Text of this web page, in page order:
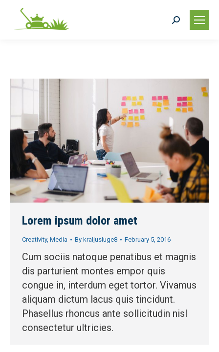
Search:
Lorem ipsum dolor amet
Creativity, Media By kraljusluge8 February 5, 2016
Cum sociis natoque penatibus et magnis
dis parturient montes empor quis
congue in, interdum eget tortor. Vivamus
aliquam dictum lacus quis tincidunt.
Phasellus rhoncus ante sollicitudin nisl
consectetur ultricies.